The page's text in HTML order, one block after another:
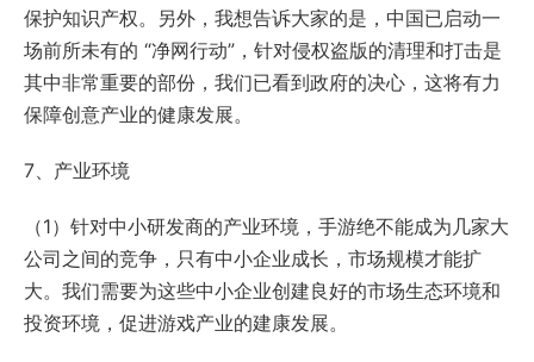
保护知识产权。另外，我想告诉大家的是，中国已启动一
场前所未有的 “净网行动”，针对侵权盗版的清理和打击是
其中非常重要的部份，我们已看到政府的决心，这将有力
保障创意产业的健康发展。
7、产业环境
（1）针对中小研发商的产业环境，手游绝不能成为几家大
公司之间的竞争，只有中小企业成长，市场规模才能扩
大。我们需要为这些中小企业创建良好的市场生态环境和
投资环境，促进游戏产业的建康发展。